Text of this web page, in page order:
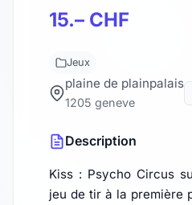
15.– CHF
Jeux
plaine de plainpalais
1205 geneve
Description
Kiss : Psycho Circus
jeu de tir à la première